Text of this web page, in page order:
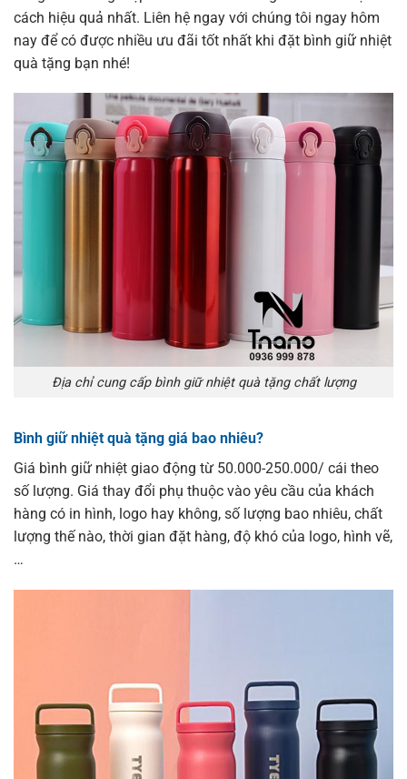
cách hiệu quả nhất. Liên hệ ngay với chúng tôi ngay hôm
nay để có được nhiều ưu đãi tốt nhất khi đặt bình giữ nhiệt
quà tặng bạn nhé!
Địa chỉ cung cấp bình giữ nhiệt quà tặng chất lượng
Bình giữ nhiệt quà tặng giá bao nhiêu?
Giá bình giữ nhiệt giao động từ 50.000-250.000/ cái theo
số lượng. Giá thay đổi phụ thuộc vào yêu cầu của khách
hàng có in hình, logo hay không, số lượng bao nhiêu, chất
lượng thế nào, thời gian đặt hàng, độ khó của logo, hình vẽ,
…